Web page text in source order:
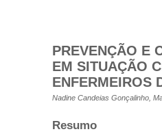
PREVENÇÃO E
EM SITUAÇÃO
ENFERMEIROS
Nadine Candeias Gonçalinho,
Resumo